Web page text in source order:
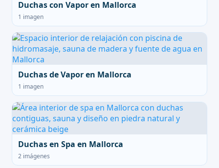
Duchas con Vapor en Mallorca
1 imagen
Duchas de Vapor en Mallorca
1 imagen
Duchas en Spa en Mallorca
2 imágenes